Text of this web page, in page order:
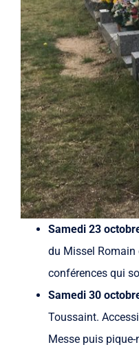
Samedi 23
du Missel
conférences qui
Samedi 30
Toussaint.
Messe puis